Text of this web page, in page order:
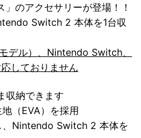
」のアクセサリーが登場！！
Switch 2 本体を1台収
デル）、Nintendo Switch、
しておりません
収納できます
（EVA）を採用
、Nintendo Switch 2 本体を